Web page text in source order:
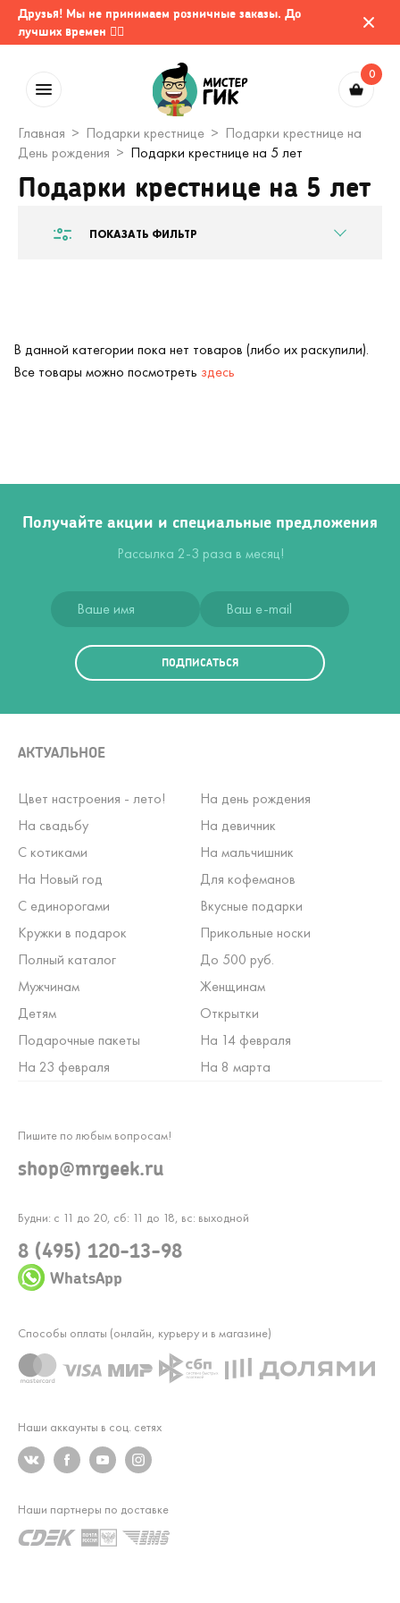
Друзья! Мы не принимаем розничные заказы. До
лучших времен 🤷‍♂️
0
Главная Подарки крестнице
Подарки крестнице на
День рождения
Подарки крестнице на 5 лет
Подарки крестнице на 5 лет
ПОКАЗАТЬ ФИЛЬТР
В данной категории пока нет товаров (либо их раскупили).
Все товары можно посмотреть здесь
Получайте акции и специальные предложения
Рассылка 2-3 раза в месяц!
ПОДПИСАТЬСЯ
АКТУАЛЬНОЕ
Цвет настроения - лето!
На день рождения
На свадьбу
На девичник
С котиками
На мальчишник
На Новый год
Для кофеманов
С единорогами
Вкусные подарки
Кружки в подарок
Прикольные носки
Полный каталог
До 500 руб.
Мужчинам
Женщинам
Детям
Открытки
Подарочные пакеты
На 14 февраля
На 23 февраля
На 8 марта
Будни: с 11 до 20, сб: 11 до 18, вс: выходной
8 (495) 120-13-98
WhatsApp
Пишите по любым вопросам!
shop@mrgeek.ru
Наши аккаунты в соц. сетях
Способы оплаты (онлайн, курьеру и в магазине)
Наши партнеры по доставке